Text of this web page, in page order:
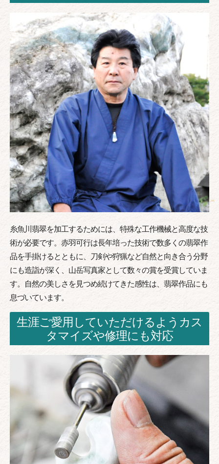
糸魚川翡翠を加工するためには、特殊な工作機械と高度な技
術が必要です。赤羽可行は長年培った技術で数多くの翡翠作
品を手掛けるとともに、刀剣や狩猟など自然と向き合う分野
にも造詣が深く、山岳写真家として数々の賞を受賞していま
す。自然の美しさを見つめ続けてきた感性は、翡翠作品にも
息づいています。
生涯ご愛用していただけるようカス
タマイズや修理にも対応